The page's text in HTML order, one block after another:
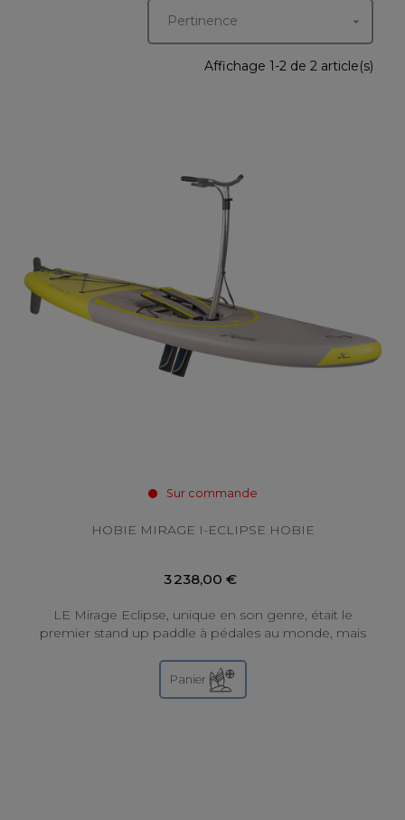
Pertinence 
Affichage 1-2 de 2 article(s)
Sur commande
HOBIE MIRAGE I-ECLIPSE HOBIE
3 238,00 €
LE Mirage Eclipse, unique en son genre, était le
premier stand up paddle à pédales au monde, mais
Panier